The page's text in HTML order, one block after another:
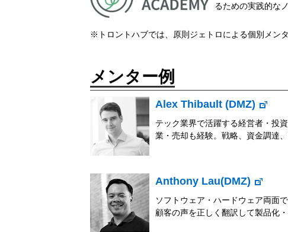
るための実践的な
※トロントハブでは、原則ジェトロによる個別メン
メンター例
Alex Thibault (DMZ)
テック業界で活躍する経営者・投
業・売却も経験。戦略、資金調達
Anthony Lau(DMZ)
ソフトウェア・ハードウェア両面
顧客の声を正しく翻訳して製品化